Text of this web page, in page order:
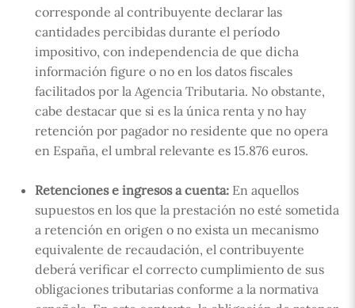
corresponde al contribuyente declarar las
cantidades percibidas durante el período
impositivo, con independencia de que dicha
información figure o no en los datos fiscales
facilitados por la Agencia Tributaria. No obstante,
cabe destacar que si es la única renta y no hay
retención por pagador no residente que no opera
en España, el umbral relevante es 15.876 euros.
Retenciones e ingresos a cuenta: En aquellos
supuestos en los que la prestación no esté sometida
a retención en origen o no exista un mecanismo
equivalente de recaudación, el contribuyente
deberá verificar el correcto cumplimiento de sus
obligaciones tributarias conforme a la normativa